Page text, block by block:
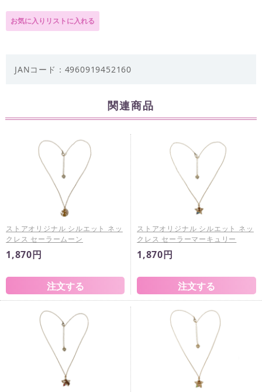
JANコード：4960919452160
関連商品
ストアオリジナル シルエット ネッ
クレス セーラームーン
1,870円
ストアオリジナル シルエット ネッ
クレス セーラーマーキュリー
1,870円